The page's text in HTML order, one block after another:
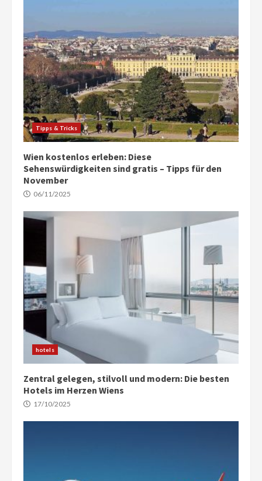
Tipps & Tricks
Wien kostenlos erleben: Diese
Sehenswürdigkeiten sind gratis – Tipps für den
November
06/11/2025
hotels
Zentral gelegen, stilvoll und modern: Die besten
Hotels im Herzen Wiens
17/10/2025